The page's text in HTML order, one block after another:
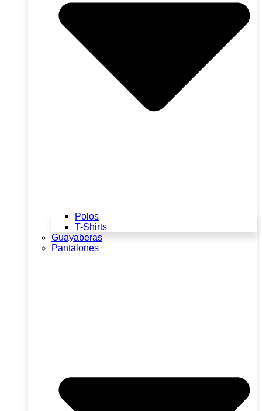
Polos
T-Shirts
Guayaberas
Pantalones